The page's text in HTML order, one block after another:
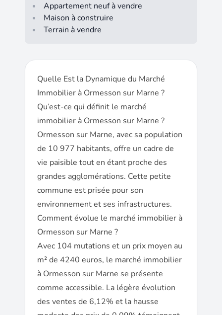
Appartement neuf à vendre
Maison à construire
Terrain à vendre
Quelle Est la Dynamique du Marché
Immobilier à Ormesson sur Marne ?
Qu’est-ce qui définit le marché
immobilier à Ormesson sur Marne ?
Ormesson sur Marne, avec sa population
de 10 977 habitants, offre un cadre de
vie paisible tout en étant proche des
grandes agglomérations. Cette petite
commune est prisée pour son
environnement et ses infrastructures.
Comment évolue le marché immobilier à
Ormesson sur Marne ?
Avec 104 mutations et un prix moyen au
m² de 4240 euros, le marché immobilier
à Ormesson sur Marne se présente
comme accessible. La légère évolution
des ventes de 6,12% et la hausse